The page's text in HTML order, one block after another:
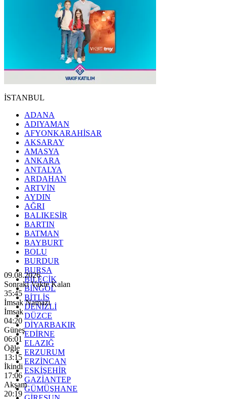
İSTANBUL
ADANA
ADIYAMAN
AFYONKARAHİSAR
AKSARAY
AMASYA
ANKARA
ANTALYA
ARDAHAN
ARTVİN
AYDIN
AĞRI
BALIKESİR
BARTIN
BATMAN
BAYBURT
BOLU
BURDUR
BURSA
BİLECİK
BİNGÖL
BİTLİS
DENİZLİ
DÜZCE
DİYARBAKIR
EDİRNE
ELAZIĞ
ERZURUM
ERZİNCAN
ESKİŞEHİR
GAZİANTEP
GÜMÜŞHANE
09.08.2026
Sonraki Vakte Kalan
35:43
İmsak Namazı
İmsak
04:20
Güneş
06:01
Öğle
13:15
İkindi
17:06
Akşam
20:19